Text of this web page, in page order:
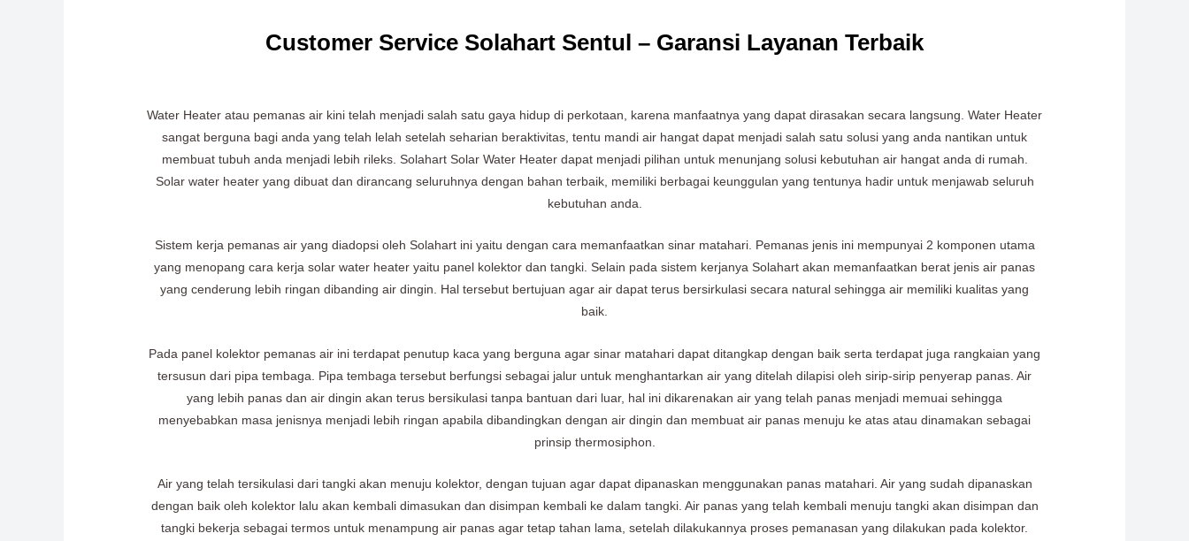
Customer Service Solahart Sentul – Garansi Layanan Terbaik
Water Heater atau pemanas air kini telah menjadi salah satu gaya hidup di perkotaan, karena manfaatnya yang dapat dirasakan secara langsung. Water Heater
sangat berguna bagi anda yang telah lelah setelah seharian beraktivitas, tentu mandi air hangat dapat menjadi salah satu solusi yang anda nantikan untuk
membuat tubuh anda menjadi lebih rileks. Solahart Solar Water Heater dapat menjadi pilihan untuk menunjang solusi kebutuhan air hangat anda di rumah.
Solar water heater yang dibuat dan dirancang seluruhnya dengan bahan terbaik, memiliki berbagai keunggulan yang tentunya hadir untuk menjawab seluruh
kebutuhan anda.
Sistem kerja pemanas air yang diadopsi oleh Solahart ini yaitu dengan cara memanfaatkan sinar matahari. Pemanas jenis ini mempunyai 2 komponen utama
yang menopang cara kerja solar water heater yaitu panel kolektor dan tangki. Selain pada sistem kerjanya Solahart akan memanfaatkan berat jenis air panas
yang cenderung lebih ringan dibanding air dingin. Hal tersebut bertujuan agar air dapat terus bersirkulasi secara natural sehingga air memiliki kualitas yang
baik.
Pada panel kolektor pemanas air ini terdapat penutup kaca yang berguna agar sinar matahari dapat ditangkap dengan baik serta terdapat juga rangkaian yang
tersusun dari pipa tembaga. Pipa tembaga tersebut berfungsi sebagai jalur untuk menghantarkan air yang ditelah dilapisi oleh sirip-sirip penyerap panas. Air
yang lebih panas dan air dingin akan terus bersikulasi tanpa bantuan dari luar, hal ini dikarenakan air yang telah panas menjadi memuai sehingga
menyebabkan masa jenisnya menjadi lebih ringan apabila dibandingkan dengan air dingin dan membuat air panas menuju ke atas atau dinamakan sebagai
prinsip thermosiphon.
Air yang telah tersikulasi dari tangki akan menuju kolektor, dengan tujuan agar dapat dipanaskan menggunakan panas matahari. Air yang sudah dipanaskan
dengan baik oleh kolektor lalu akan kembali dimasukan dan disimpan kembali ke dalam tangki. Air panas yang telah kembali menuju tangki akan disimpan dan
tangki bekerja sebagai termos untuk menampung air panas agar tetap tahan lama, setelah dilakukannya proses pemanasan yang dilakukan pada kolektor.